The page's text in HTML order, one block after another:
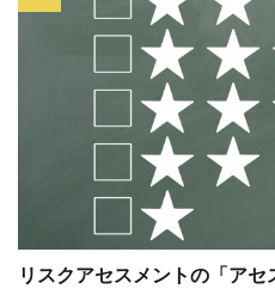
リスクアセスメントの「ア